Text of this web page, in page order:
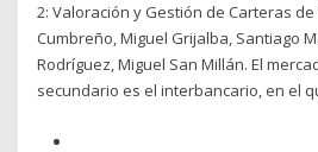
2: Valoración y Gestión de Carteras de
Cumbreño, Miguel Grijalba, Santiago
Rodríguez, Miguel San Millán. El
secundario es el interbancario, en el